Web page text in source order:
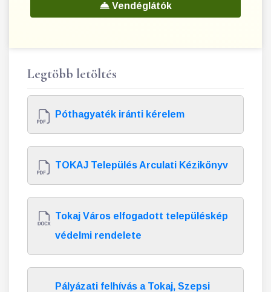
Vendéglátók
Legtöbb letöltés
Póthagyaték iránti kérelem
TOKAJ Település Arculati Kézikönyv
Tokaj Város elfogadott településkép
védelmi rendelete
Pályázati felhívás a Tokaj, Szepsi